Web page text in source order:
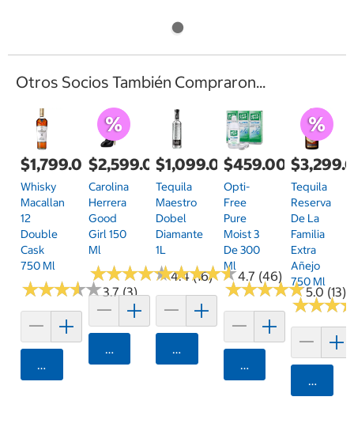
Otros Socios También Compraron...
$1,799.00
Whisky
Macallan
12
Double
Cask
750 Ml
★★★★★
★★★★★3.7 (3)
Agregar
$2,599.00
Carolina
Herrera
Good
Girl 150
Ml
★★★★★
★★★★★4.4 (16)
Agregar
$1,099.00
Tequila
Maestro
Dobel
Diamante
1L
★★★★★
★★★★★4.7 (46)
Agregar
$459.00
Opti-
Free
Pure
Moist 3
De 300
Ml
★★★★★
★★★★★5.0 (13)
Agregar
Tequila
Reserva
De La
Familia
Extra
Añejo
750 Ml
★★★
★★★